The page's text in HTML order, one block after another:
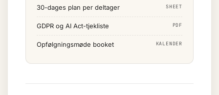
30-dages plan per deltager SHEET
GDPR og AI Act-tjekliste PDF
Opfølgningsmøde booket KALENDER